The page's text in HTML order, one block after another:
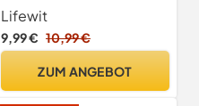
Dusche, 1 Stück, Weiß
Lifewit
9,99 € 10,99 €
ZUM ANGEBOT